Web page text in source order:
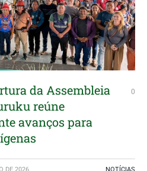
da Assembleia
reúne
avanços para
0